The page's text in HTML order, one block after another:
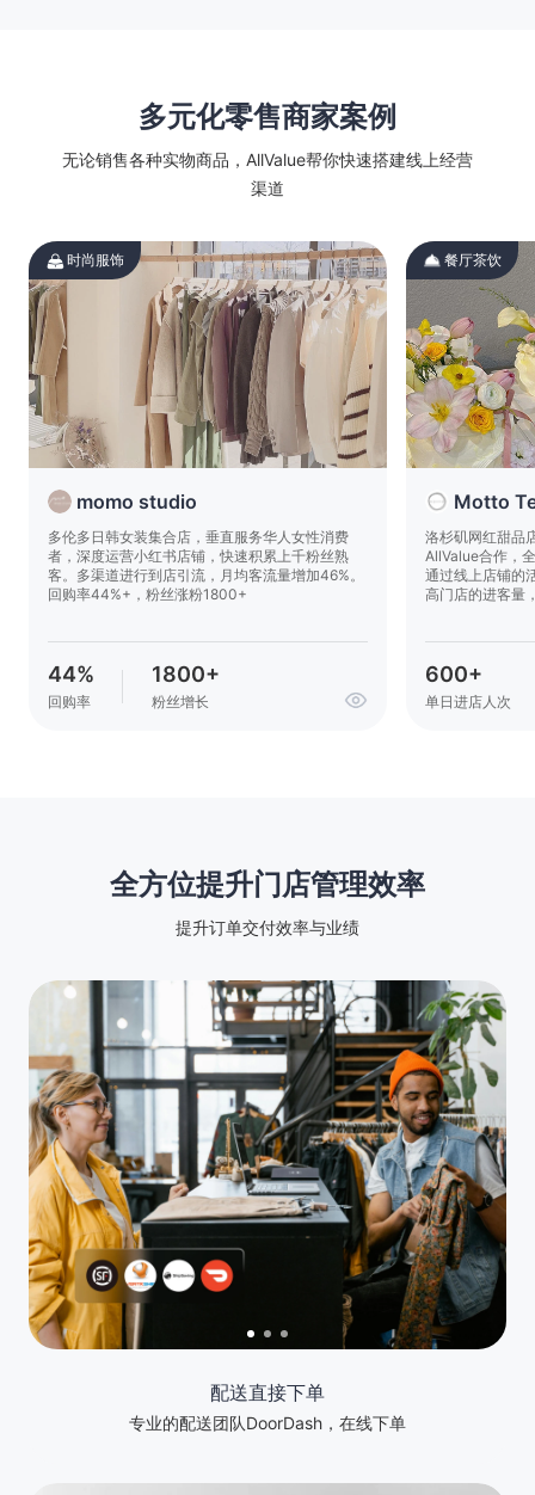
多元化零售商家案例
无论销售各种实物商品，AllValue帮你快速搭建线上经营
渠道
扫码查看案例
时尚服饰
momo studio
多伦多日韩女装集合店，垂直服务华人女性消费
者，深度运营小红书店铺，快速积累上千粉丝熟
客。多渠道进行到店引流，月均客流量增加46%。
回购率44%+，粉丝涨粉1800+
44%
回购率
1800+
粉丝增长
餐厅茶饮
Motto
洛杉矶网红甜品
AllValue合作，
通过线上店铺的
高门店的进客量
600+
单日进店人次
全方位提升门店管理效率
提升订单交付效率与业绩
配送直接下单
专业的配送团队DoorDash，在线下单